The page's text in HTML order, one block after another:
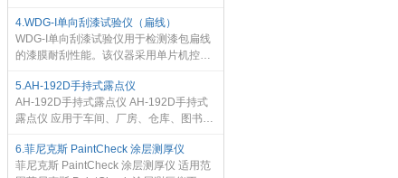
是唯一集高精确度、使用简便和多功能于
一体的光泽仪 - 为当今品
4.WDG-I单向刮漆试验仪（扁线）
WDG-I单向刮漆试验仪用于检测漆包扁线
的漆膜耐刮性能。该仪器采用单片机控
即能自动完成放下刮杆、刮破停机、计算
并显示刮破力及平均刮破力。扁线测试显
示每次的刮破力和平均刮破力。 仪器操作
靠，造型美观。
5.AH-192D手持式露点仪
AH-192D手持式露点仪 AH-192D手持式
露点仪 应用于车间、厂房、仓库、图书
度监测。 AH-192D手持式露点仪 产品特
点 * 采用微型计算机技术，抗干扰技
6.菲尼克斯 PaintCheck 涂层测厚仪
菲尼克斯 PaintCheck 涂层测厚仪 适用范